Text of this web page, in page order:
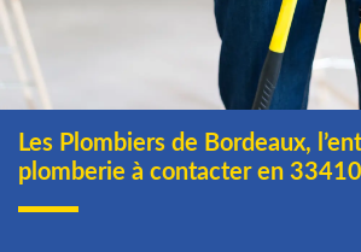
Les Plombiers de Bordeaux,
plomberie à contacter en 33410